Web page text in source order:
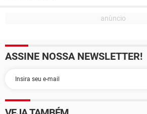
ASSINE NOSSA NEWSLETTER!